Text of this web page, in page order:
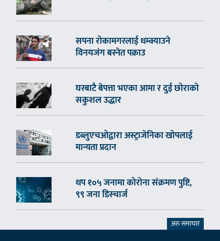
सपना रोकामगरलाई धम्क्याउने
विनयजंग बस्नेत पक्राउ
घरबाटै बेपत्ता भएका आमा र दुई छोराको
सकुशल उद्धार
डब्लुएचओद्वारा अस्ट्राजेनिका खोपलाई
मान्यता प्रदान
थप १०५ जनामा कोरोना संक्रमण पुष्टि,
९९ जना डिस्चार्ज
अरु समाचार